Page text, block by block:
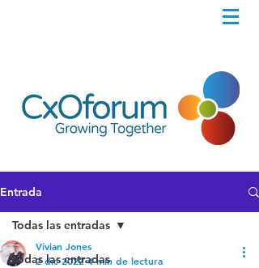
Entrada
Todas las entradas
Todas las entradas
Vivian Jones
2 dic 2022 4 min de lectura